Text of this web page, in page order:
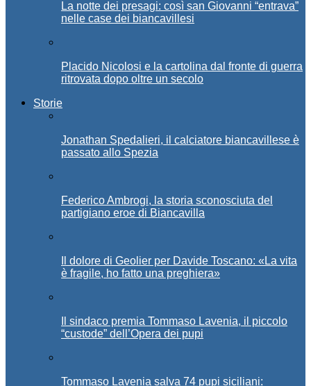
La notte dei presagi: così san Giovanni “entrava”
nelle case dei biancavillesi
Placido Nicolosi e la cartolina dal fronte di guerra
ritrovata dopo oltre un secolo
Storie
Jonathan Spedalieri, il calciatore biancavillese è
passato allo Spezia
Federico Ambrogi, la storia sconosciuta del
partigiano eroe di Biancavilla
Il dolore di Geolier per Davide Toscano: «La vita
è fragile, ho fatto una preghiera»
Il sindaco premia Tommaso Lavenia, il piccolo
“custode” dell’Opera dei pupi
Tommaso Lavenia salva 74 pupi siciliani: